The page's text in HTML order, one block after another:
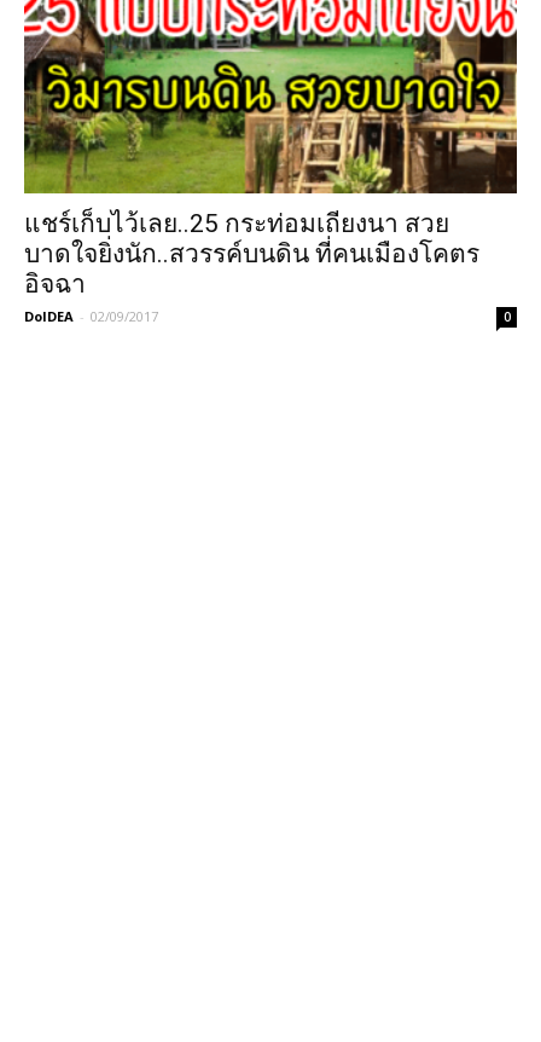
แชร์เก็บไว้เลย..25 กระท่อมเถียงนา สวย
บาดใจยิ่งนัก..สวรรค์บนดิน ที่คนเมืองโคตร
อิจฉา
DoIDEA - 02/09/2017 0